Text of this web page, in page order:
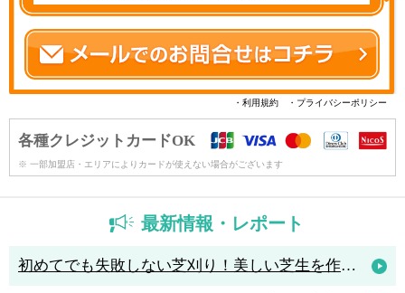
・利用規約 ・プライバシーポリシー
各種クレジットカードOK
※ 一部加盟店・エリアによりカードが使えない場合がございます
最新情報・レポート
初めてでも失敗しない芝刈り！美しい芝生を作るためのコツと人気の芝刈り機4選